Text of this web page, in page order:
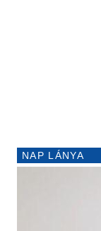
NAP LÁNYA